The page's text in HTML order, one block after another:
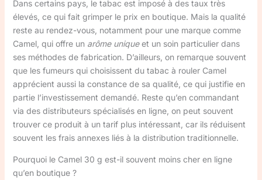
Dans certains pays, le tabac est imposé à des taux très
élevés, ce qui fait grimper le prix en boutique. Mais la qualité
reste au rendez-vous, notamment pour une marque comme
Camel, qui offre un arôme uniqueet un soin particulier dans
ses méthodes de fabrication. D’ailleurs, on remarque souvent
que les fumeurs qui choisissent du tabac à rouler Camel
apprécient aussi la constance de sa qualité, ce qui justifie en
partie l’investissement demandé. Reste qu’en commandant
via des distributeurs spécialisés en ligne, on peut souvent
trouver ce produit à un tarif plus intéressant, car ils réduisent
souvent les frais annexes liés à la distribution traditionnelle.
Pourquoi le Camel 30 g est-il souvent moins cher en ligne
qu’en boutique ?